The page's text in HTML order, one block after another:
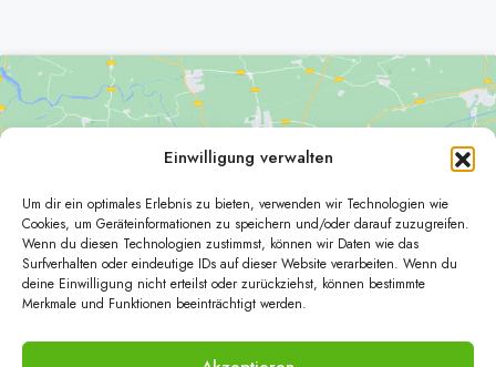
Einwilligung verwalten
Um dir ein optimales Erlebnis zu bieten, verwenden wir Technologien wie
Cookies, um Geräteinformationen zu speichern und/oder darauf zuzugreifen.
Wenn du diesen Technologien zustimmst, können wir Daten wie das
Surfverhalten oder eindeutige IDs auf dieser Website verarbeiten. Wenn du
deine Einwilligung nicht erteilst oder zurückziehst, können bestimmte
Merkmale und Funktionen beeinträchtigt werden.
Klicke hier, um Marketing-Cookies zu
akzeptieren und diesen Inhalt zu aktivieren